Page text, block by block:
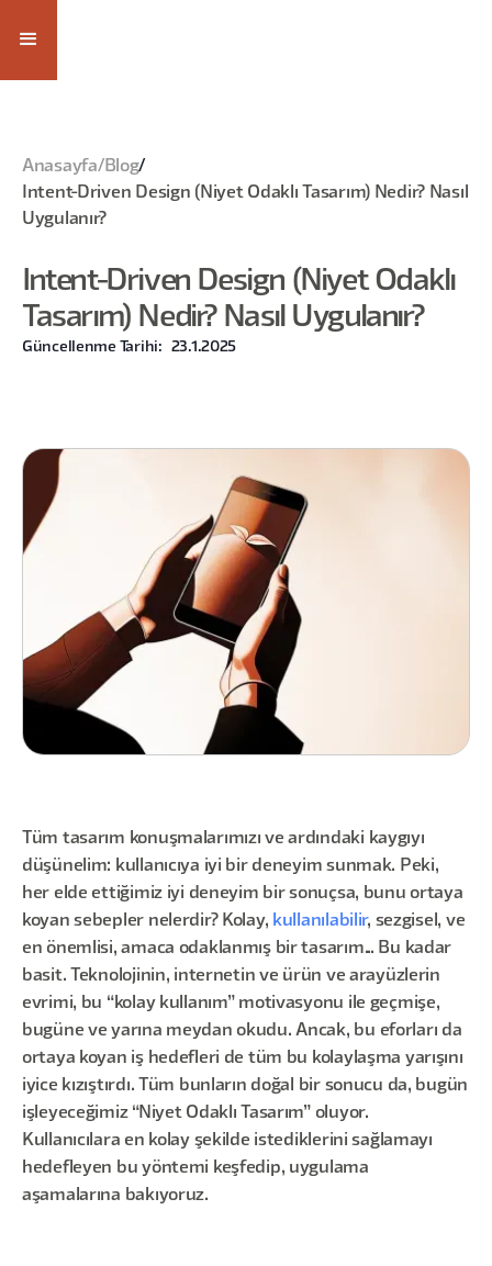
Anasayfa/ Blog/
Intent-Driven Design (Niyet Odaklı Tasarım) Nedir? Nasıl
Uygulanır?
Intent-Driven Design (Niyet Odaklı
Tasarım) Nedir? Nasıl Uygulanır?
Güncellenme Tarihi: 23.1.2025
Tüm tasarım konuşmalarımızı ve ardındaki kaygıyı
düşünelim: kullanıcıya iyi bir deneyim sunmak. Peki,
her elde ettiğimiz iyi deneyim bir sonuçsa, bunu ortaya
koyan sebepler nelerdir? Kolay, kullanılabilir, sezgisel, ve
en önemlisi, amaca odaklanmış bir tasarım... Bu kadar
basit. Teknolojinin, internetin ve ürün ve arayüzlerin
evrimi, bu “kolay kullanım” motivasyonu ile geçmişe,
bugüne ve yarına meydan okudu. Ancak, bu eforları da
ortaya koyan iş hedefleri de tüm bu kolaylaşma yarışını
iyice kızıştırdı. Tüm bunların doğal bir sonucu da, bugün
işleyeceğimiz “Niyet Odaklı Tasarım” oluyor.
Kullanıcılara en kolay şekilde istediklerini sağlamayı
hedefleyen bu yöntemi keşfedip, uygulama
aşamalarına bakıyoruz.